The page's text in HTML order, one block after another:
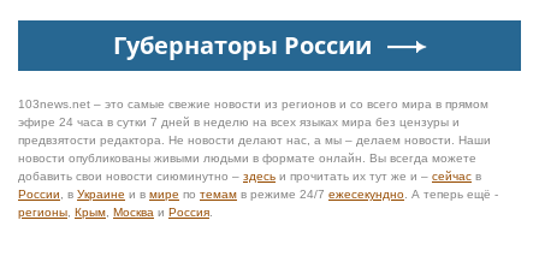
Губернаторы России
103news.net – это самые свежие новости из регионов и со всего мира в прямом
эфире 24 часа в сутки 7 дней в неделю на всех языках мира без цензуры и
предвзятости редактора. Не новости делают нас, а мы – делаем новости. Наши
новости опубликованы живыми людьми в формате онлайн. Вы всегда можете
добавить свои новости сиюминутно – здесь и прочитать их тут же и – сейчас в
России , в Украине и в мире по темам в режиме 24/7 ежесекундно . А теперь ещё -
регионы Крым Москва и Россия